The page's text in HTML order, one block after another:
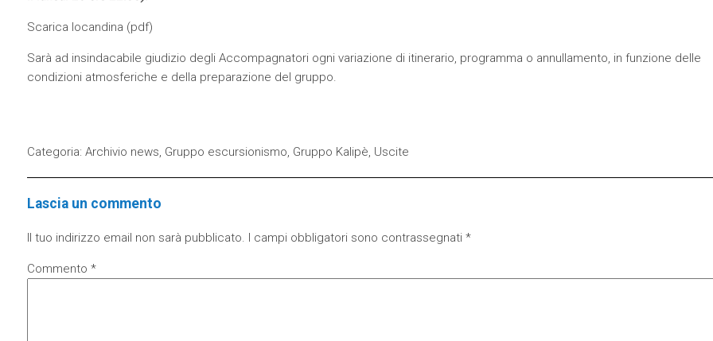
Scarica locandina (pdf)
Sarà ad insindacabile giudizio degli Accompagnatori ogni variazione di itinerario, programma o annullamento, in funzione delle
condizioni atmosferiche e della preparazione del gruppo.
Categoria: Archivio news, Gruppo escursionismo, Gruppo Kalipè, Uscite
Lascia un commento
Il tuo indirizzo email non sarà pubblicato. I campi obbligatori sono contrassegnati *
Commento *